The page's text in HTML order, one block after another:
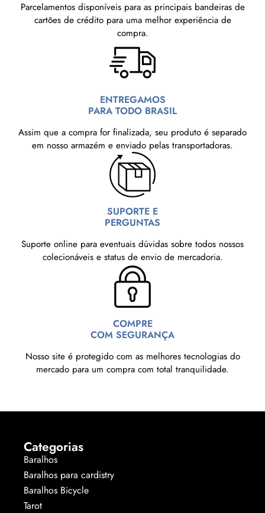
Parcelamentos disponíveis para as principais bandeiras de
cartões de crédito para uma melhor experiência de
compra.
ENTREGAMOS
PARA TODO BRASIL
Assim que a compra for finalizada, seu produto é separado
em nosso armazém e enviado pelas transportadoras.
SUPORTE E
PERGUNTAS
Suporte online para eventuais dúvidas sobre todos nossos
colecionáveis e status de envio de mercadoria.
COMPRE
COM SEGURANÇA
Nosso site é protegido com as melhores tecnologias do
mercado para um compra com total tranquilidade.
Categorias
Baralhos
Baralhos para cardistry
Baralhos Bicycle
Tarot